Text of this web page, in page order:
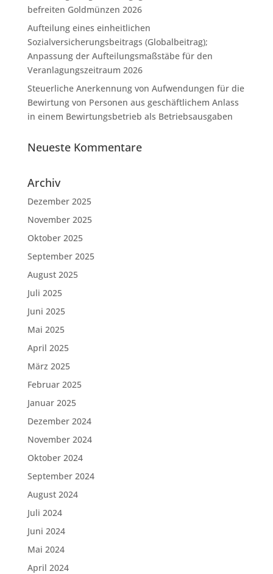
befreiten Goldmünzen 2026
Aufteilung eines einheitlichen
Sozialversicherungsbeitrags (Globalbeitrag);
Anpassung der Aufteilungsmaßstäbe für den
Veranlagungszeitraum 2026
Steuerliche Anerkennung von Aufwendungen für die
Bewirtung von Personen aus geschäftlichem Anlass
in einem Bewirtungsbetrieb als Betriebsausgaben
Neueste Kommentare
Archiv
Dezember 2025
November 2025
Oktober 2025
September 2025
August 2025
Juli 2025
Juni 2025
Mai 2025
April 2025
März 2025
Februar 2025
Januar 2025
Dezember 2024
November 2024
Oktober 2024
September 2024
August 2024
Juli 2024
Juni 2024
Mai 2024
April 2024